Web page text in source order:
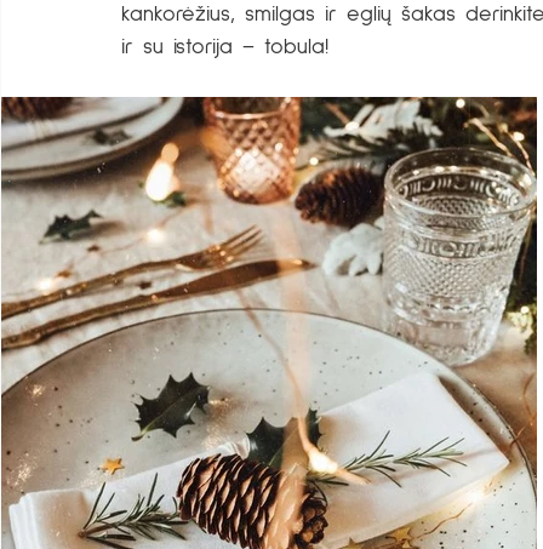
kankorėžius, smilgas ir eglių šakas
ir su istorija – tobula!